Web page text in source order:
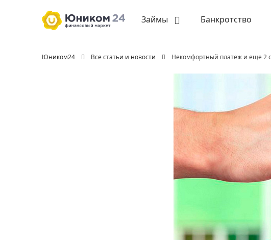
Займы Банкротство
Юником24 Все статьи и новости Некомфортный платеж и еще 2